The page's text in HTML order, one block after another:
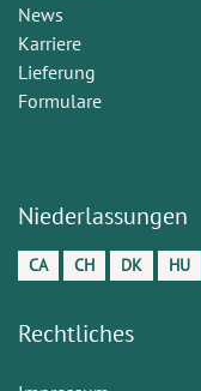
News
Karriere
Lieferung
Formulare
Niederlassungen
CA CH DK HU
Rechtliches